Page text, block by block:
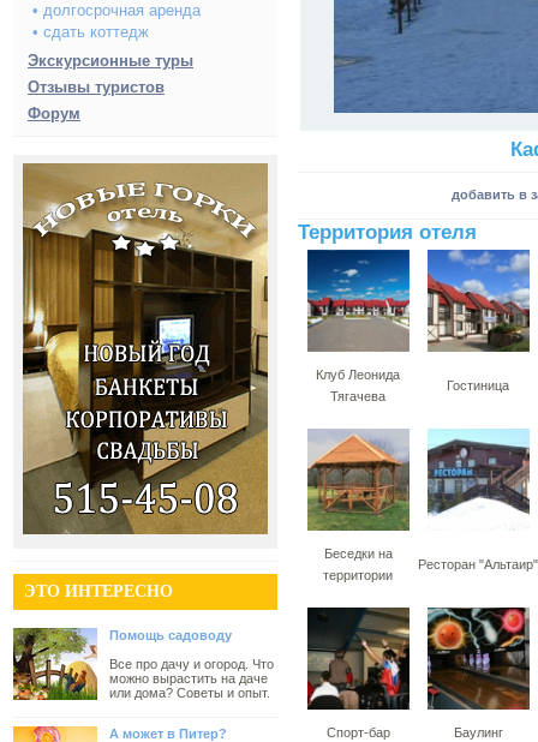
• долгосрочная аренда
• сдать коттедж
Экскурсионные туры
Отзывы туристов
Форум
ЭТО ИНТЕРЕСНО
Помощь садоводу
Все про дачу и огород. Что
можно вырастить на даче
или дома? Советы и опыт.
А может в Питер?
добавить в
Территория отеля
Клуб Леонида
Тягачева
Гостиница
Беседки на
территории
Ресторан "Альтаир"
Спорт-бар Баулинг